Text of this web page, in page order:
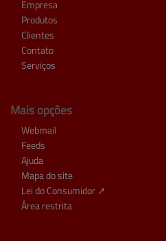
Empresa
Produtos
Clientes
Contato
Serviços
Mais opções
Webmail
Feeds
Ajuda
Mapa do site
Lei do Consumidor ↗
Área restrita